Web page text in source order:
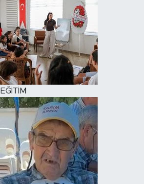
EĞİTİM